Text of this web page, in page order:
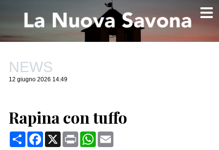
NEWS
12 giugno 2026 14:49
Rapina con tuffo
CondividiFacebook
X Print WhatsApp
Email